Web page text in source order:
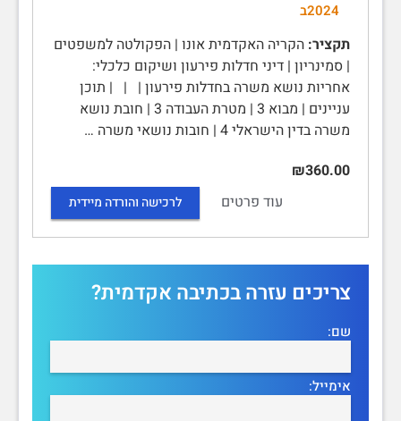
2024ב
תקציר: הקריה האקדמית אונו | הפקולטה למשפטים
| סמינריון | דיני חדלות פירעון ושיקום כלכלי:
אחריות נושא משרה בחדלות פירעון | | | תוכן
עניינים | מבוא 3 | מטרת העבודה 3 | חובת נושא
משרה בדין הישראלי 4 | חובות נושאי משרה …
₪360.00
עוד פרטים
לרכישה והורדה מיידית
צריכים עזרה בכתיבה אקדמית?
שם:
אימייל: